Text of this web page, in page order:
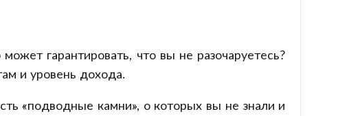
гарантировать, что вы не разочаруетесь?
и уровень дохода.
«подводные камни», о которых вы не знали и